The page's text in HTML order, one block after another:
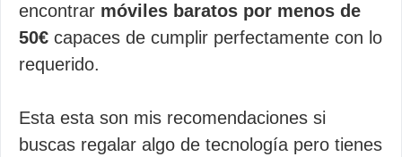
encontrar móviles baratos por menos de
50€ capaces de cumplir perfectamente con lo
requerido.
Esta esta son mis recomendaciones si
buscas regalar algo de tecnología pero tienes